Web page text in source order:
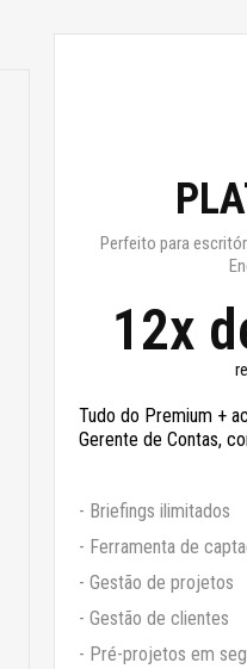
Perfeito para
12x
Tudo do Premium +
Gerente de Contas,
- Briefings ilimitados
- Ferramenta de
- Gestão de projetos
- Gestão de clientes
- Pré-projetos em